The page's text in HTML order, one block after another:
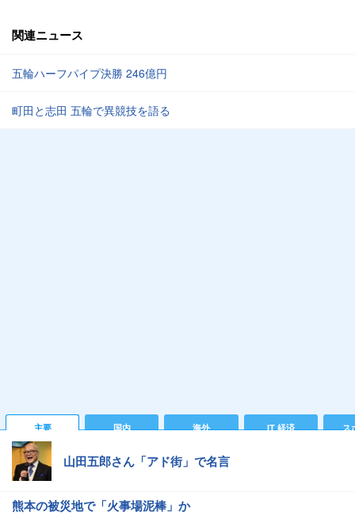
関連ニュース
五輪ハーフパイプ決勝 246億円
町田と志田 五輪で異競技を語る
主要 国内 海外 IT 経済 ス
山田五郎さん「アド街」で名言
熊本の被災地で「火事場泥棒」か